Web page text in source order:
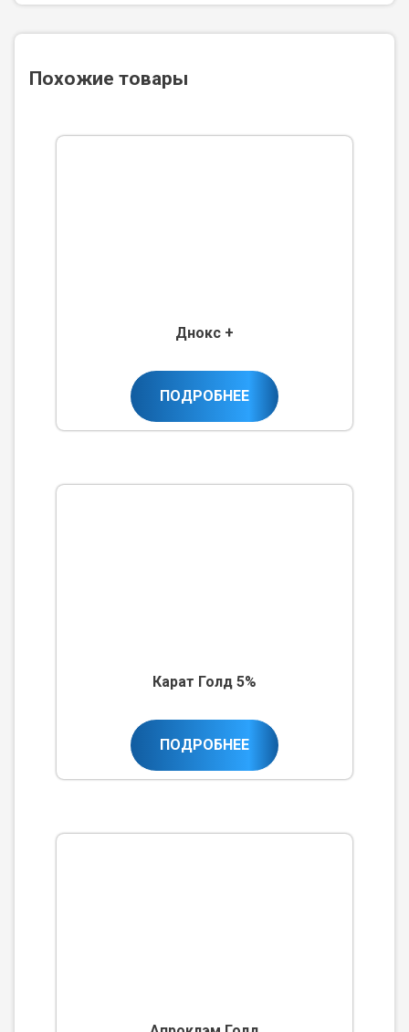
Похожие товары
Днокс +
ПОДРОБНЕЕ
Карат Голд 5%
ПОДРОБНЕЕ